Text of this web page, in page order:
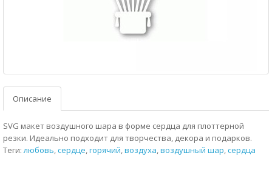
Описание
SVG макет воздушного шара в форме сердца для плоттерной
резки. Идеально подходит для творчества, декора и подарков.
Теги:любовь,сердце,горячий,воздуха,воздушный шар,сердца